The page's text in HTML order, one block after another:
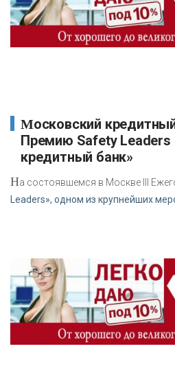
Московский кредитный банк получил
Премию Safety Leaders
кредитный банк»
На состоявшемся в Москве III
Leaders», одном из крупнейших